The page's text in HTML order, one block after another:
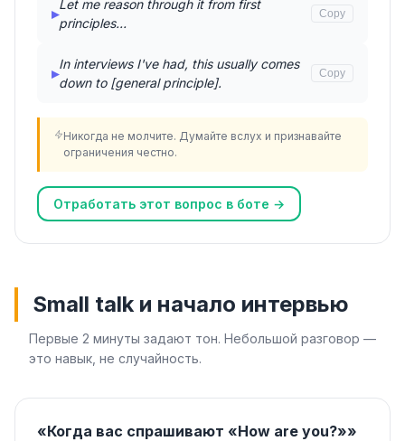
▸
Let me reason through it from first
principles…
Copy
▸
In interviews I've had, this usually comes
down to [general principle].
Copy
Никогда не молчите. Думайте вслух и признавайте
ограничения честно.
Отработать этот вопрос в боте →
Small talk и начало интервью
Первые 2 минуты задают тон. Небольшой разговор —
это навык, не случайность.
«Когда вас спрашивают «How are you?»»